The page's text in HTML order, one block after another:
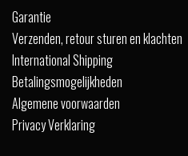
Garantie
Verzenden, retour sturen en klachten
International Shipping
Betalingsmogelijkheden
Algemene voorwaarden
Privacy Verklaring